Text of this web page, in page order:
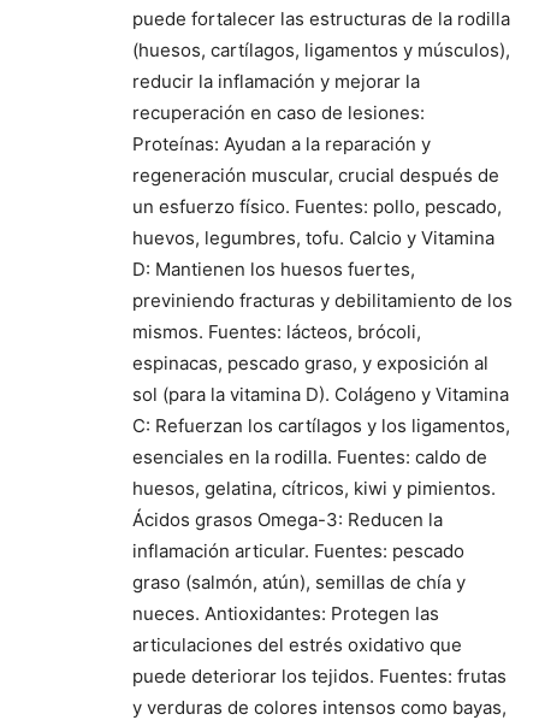
puede fortalecer las estructuras de la rodilla
(huesos, cartílagos, ligamentos y músculos),
reducir la inflamación y mejorar la
recuperación en caso de lesiones:
Proteínas: Ayudan a la reparación y
regeneración muscular, crucial después de
un esfuerzo físico. Fuentes: pollo, pescado,
huevos, legumbres, tofu. Calcio y Vitamina
D: Mantienen los huesos fuertes,
previniendo fracturas y debilitamiento de los
mismos. Fuentes: lácteos, brócoli,
espinacas, pescado graso, y exposición al
sol (para la vitamina D). Colágeno y Vitamina
C: Refuerzan los cartílagos y los ligamentos,
esenciales en la rodilla. Fuentes: caldo de
huesos, gelatina, cítricos, kiwi y pimientos.
Ácidos grasos Omega-3: Reducen la
inflamación articular. Fuentes: pescado
graso (salmón, atún), semillas de chía y
nueces. Antioxidantes: Protegen las
articulaciones del estrés oxidativo que
puede deteriorar los tejidos. Fuentes: frutas
y verduras de colores intensos como bayas,